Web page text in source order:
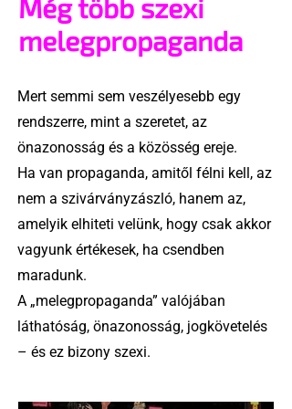
Még több szexi
melegpropaganda
Mert semmi sem veszélyesebb egy
rendszerre, mint a szeretet, az
önazonosság és a közösség ereje.
Ha van propaganda, amitől félni kell, az
nem a szivárványzászló, hanem az,
amelyik elhiteti velünk, hogy csak akkor
vagyunk értékesek, ha csendben
maradunk.
A „melegpropaganda” valójában
láthatóság, önazonosság, jogkövetelés
– és ez bizony szexi.